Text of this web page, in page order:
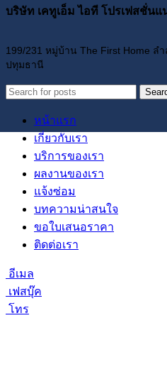
บริษัท เคทูเอ็ม ไอที โปรเฟสชั่นแ
199/231 หมู่บ้าน The First Home ล
ปทุมธานี
หน้าแรก
เกี่ยวกับเรา
บริการของเรา
ผลงานของเรา
แจ้งซ่อม
บทความน่าสนใจ
ขอใบเสนอราคา
ติดต่อเรา
อีเมล
เฟสบุ๊ค
โทร